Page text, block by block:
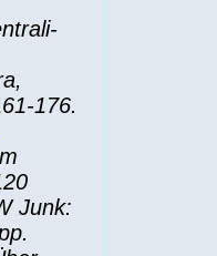
176.
Junk: